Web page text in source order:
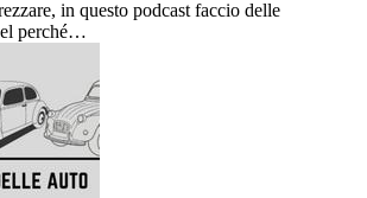
in questo podcast faccio delle
perché…